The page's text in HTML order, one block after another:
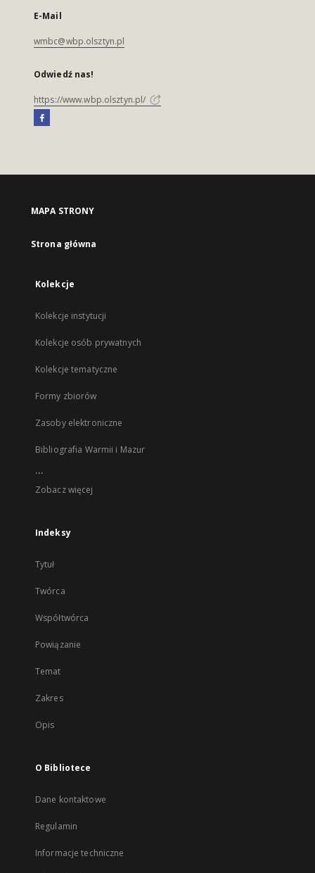
E-Mail
wmbc@wbp.olsztyn.pl
Odwiedź nas!
https://www.wbp.olsztyn.pl/
MAPA STRONY
Strona główna
Kolekcje
Kolekcje instytucji
Kolekcje osób prywatnych
Kolekcje tematyczne
Formy zbiorów
Zasoby elektroniczne
Bibliografia Warmii i Mazur
...
Zobacz więcej
Indeksy
Tytuł
Twórca
Współtwórca
Powiązanie
Temat
Zakres
Opis
O Bibliotece
Dane kontaktowe
Regulamin
Informacje techniczne